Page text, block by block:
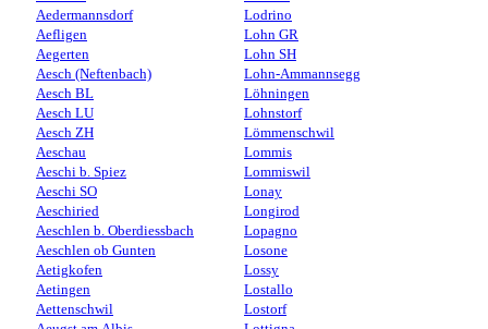
Aedermannsdorf
Aefligen
Aegerten
Aesch (Neftenbach)
Aesch BL
Aesch LU
Aesch ZH
Aeschau
Aeschi b. Spiez
Aeschi SO
Aeschiried
Aeschlen b. Oberdiessbach
Aeschlen ob Gunten
Aetigkofen
Aetingen
Aettenschwil
Lodrino
Lohn GR
Lohn SH
Lohn-Ammannsegg
Löhningen
Lohnstorf
Lömmenschwil
Lommis
Lommiswil
Lonay
Longirod
Lopagno
Losone
Lossy
Lostallo
Lostorf